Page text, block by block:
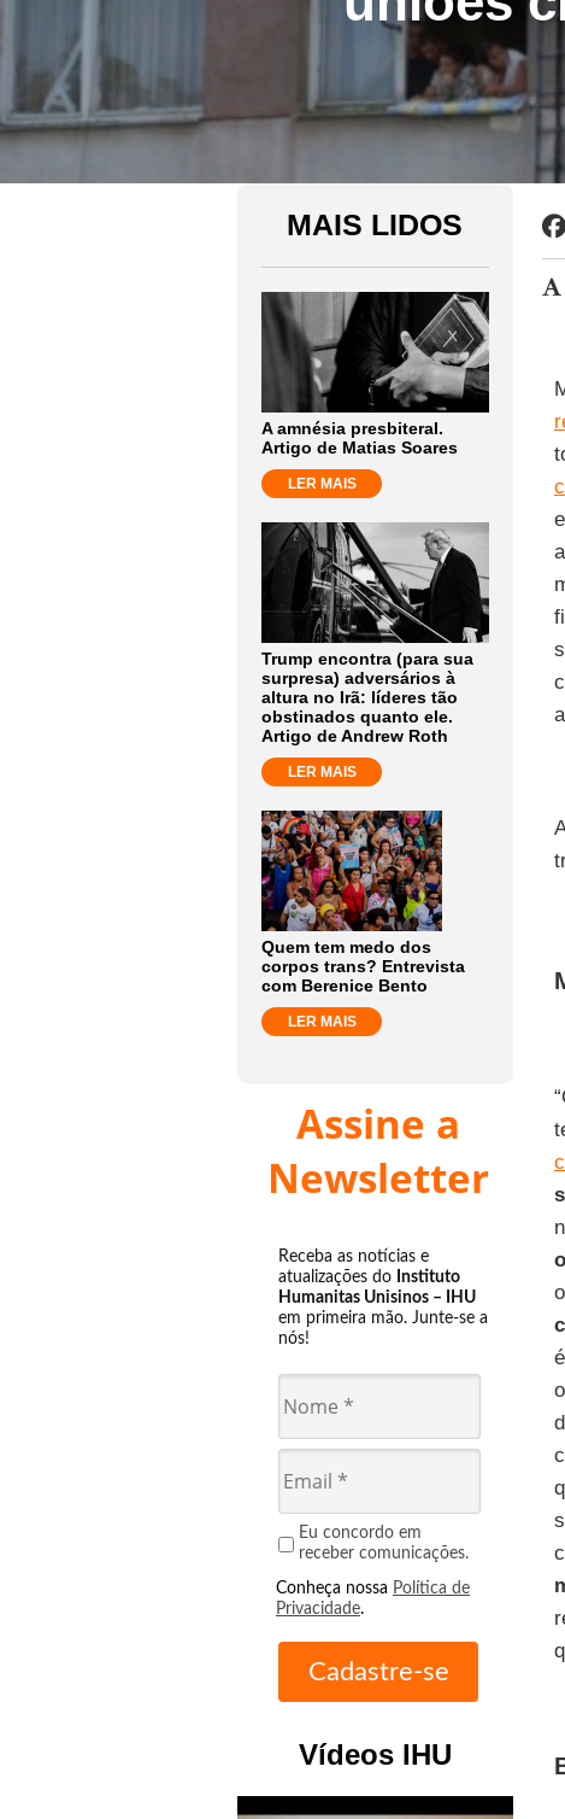
MAIS LIDOS
A amnésia presbiteral.
Artigo de Matias Soares
LER MAIS
Trump encontra (para sua
surpresa) adversários à
altura no Irã: líderes tão
obstinados quanto ele.
Artigo de Andrew Roth
LER MAIS
Quem tem medo dos
corpos trans? Entrevista
com Berenice Bento
LER MAIS
Assine a
Newsletter
Receba as notícias e
atualizações do Instituto
Humanitas Unisinos – IHU
em primeira mão. Junte-se a
nós!
Eu concordo em
receber comunicações.
Conheça nossa Política de
Privacidade.
Vídeos IHU